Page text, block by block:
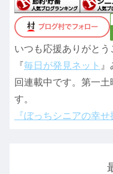
いつも応援ありがとう
『毎日が発見ネット
回連載中です。第一
す。
『ぼっちシニアの幸せ